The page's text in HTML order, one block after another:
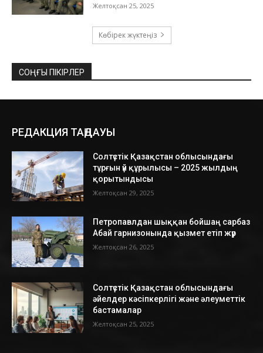
Желтоқсан 25, 2025
Көбірек жүктеңіз
СОҢҒЫ ПІКІРЛЕР
РЕДАКЦИЯ ТАҢДАУЫ
Солтүстік Қазақстан облысындағы
тұрғын үй құрылысы – 2025 жылдың
қорытындысы
Желтоқсан 29, 2025
Петропавлдан шыққан бойшаң сарбаз
Абай гарнизонында қызмет етіп жүр
Желтоқсан 26, 2025
Солтүстік Қазақстан облысындағы
әйелдер кәсіпкерлігі және әлеуметтік
бастамалар
Желтоқсан 25, 2025